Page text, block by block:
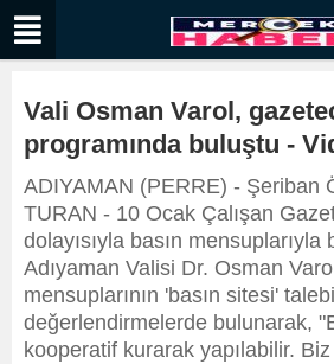
Vali Osman Varol,
programında buluştu -
ADIYAMAN (PERRE) - Şeriban
TURAN - 10 Ocak Çalışan
dolayısıyla basın
Adıyaman Valisi Dr. Osman
mensuplarının 'basın sitesi'
değerlendirmelerde bulunarak,
kooperatif kurarak yapılabilir.